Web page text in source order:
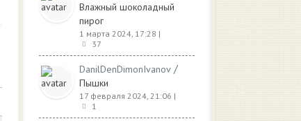
Влажный шоколадный
пирог
1 марта 2024, 17:28 |
37
DanilDenDimonIvanov /
Пышки
17 февраля 2024, 21:06 |
1